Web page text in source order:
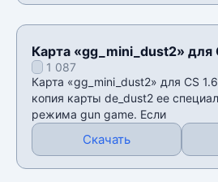
Карта «gg_mini_dust2» для
1 087
Карта «gg_mini_dust2» для CS
копия карты de_dust2 ее
режима gun game. Если
Скачать